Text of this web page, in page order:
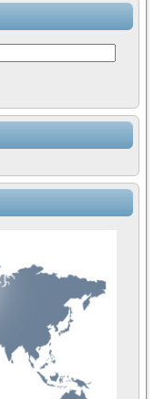
для исследования
для исследования
операционных
на основе цифровой
математического
измерителя ВАХ
генератора сигналов -
модуля с высоким
радиолокационного
состояния для
стенда для измерения
построения картины
показателей
источником
амперных характеристик
, фемто-,
по измерению временных
комплекс на базе
и оптимизации тепловой